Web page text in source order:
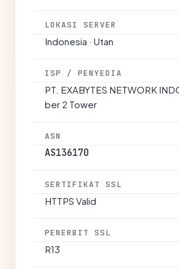
LOKASI SERVER
Indonesia · Utan
ISP / PENYEDIA
PT. EXABYTES NETWORK
ber 2 Tower
ASN
AS136170
SERTIFIKAT SSL
HTTPS Valid
PENERBIT SSL
R13